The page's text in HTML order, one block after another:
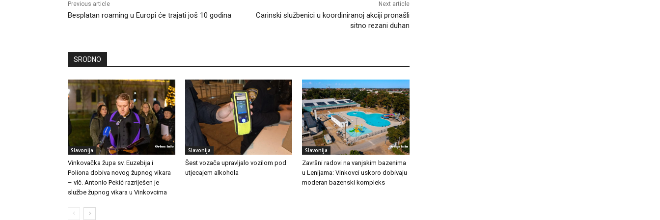
Previous article
Besplatan roaming u Europi će trajati još 10 godina
Next article
Carinski službenici u koordiniranoj akciji pronašli
sitno rezani duhan
SRODNO
Slavonija
Vinkovačka župa sv. Euzebija i
Poliona dobiva novog župnog vikara
– vlč. Antonio Pekić razriješen je
službe župnog vikara u Vinkovcima
Slavonija
Šest vozača upravljalo vozilom pod
utjecajem alkohola
Slavonija
Završni radovi na vanjskim bazenima
u Lenijama: Vinkovci uskoro dobivaju
moderan bazenski kompleks